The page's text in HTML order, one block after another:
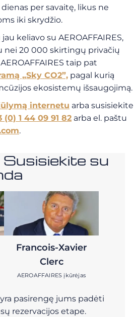
per savaitę, likus ne
iki skrydžio.
keliavo su AEROAFFAIRES,
nei 20 000 skirtingų privačių
taip pat
„Sky CO2”, pagal kurią
ekosistemų išsaugojimą.
internetu arba susisiekite
(0) 1 44 09 91 82 arba el. paštu
.
su
Francois-Xavier
Clerc
AEROAFFAIRES įkūrėjas
pasirengę jums padėti
rezervacijos etape.